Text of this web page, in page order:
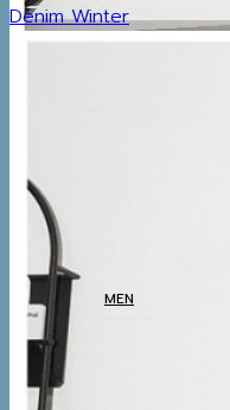
HOME
SHOP
MEN
Denim Winter